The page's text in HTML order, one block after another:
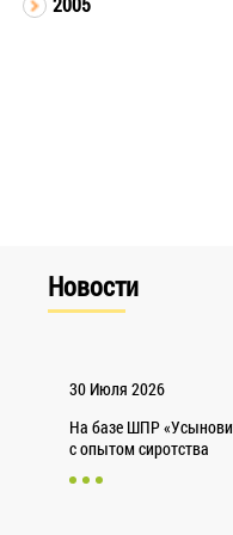
Новости
30 Июля 2026
На базе ШПР
с опытом сиротства